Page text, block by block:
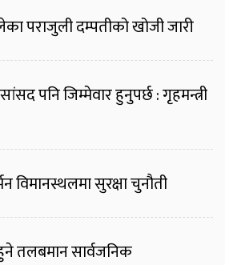
पराजुली दम्पतीको खोजी जारी
पनि जिम्मेवार हुनुपर्छ : गृहमन्त्री
विमानस्थलमा सुरक्षा चुनौती
तलबमान सार्वजनिक